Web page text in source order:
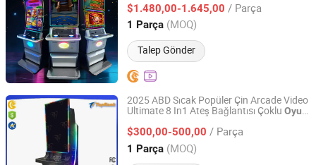
$1.480,00-1.645,00 / Parça
1 Parça (MOQ)
Talep Gönder
Guangdong, China Fiyat 2023
2025 ABD Sıcak Popüler Çin Arcade Video
Ultimate 8 In1 Ateş Bağlantısı Çoklu Oyun
$300,00-500,00 / Parça
1 Parça (MOQ)
Guangzhou Crazy Software Technology Co., Ltd.
Guangdong, China Fiyat 2022